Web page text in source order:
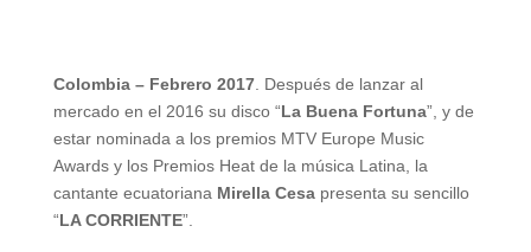
Colombia – Febrero 2017. Después de lanzar al
mercado en el 2016 su disco “La Buena Fortuna”, y de
estar nominada a los premios MTV Europe Music
Awards y los Premios Heat de la música Latina, la
cantante ecuatoriana Mirella Cesapresenta su sencillo
“LA CORRIENTE”.